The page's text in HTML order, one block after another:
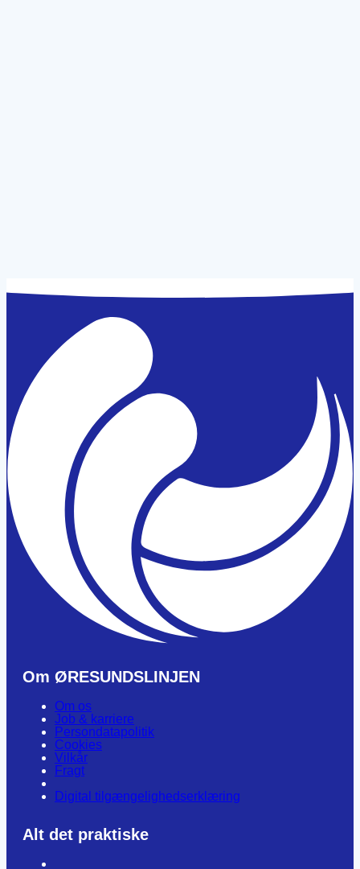
Om ØRESUNDSLINJEN
Om os
Job & karriere
Persondatapolitik
Cookies
Vilkår
Fragt
Digital tilgængelighedserklæring
Alt det praktiske